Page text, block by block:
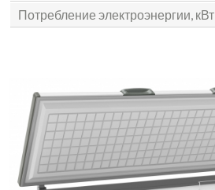
Потребление электроэнергии, кВт